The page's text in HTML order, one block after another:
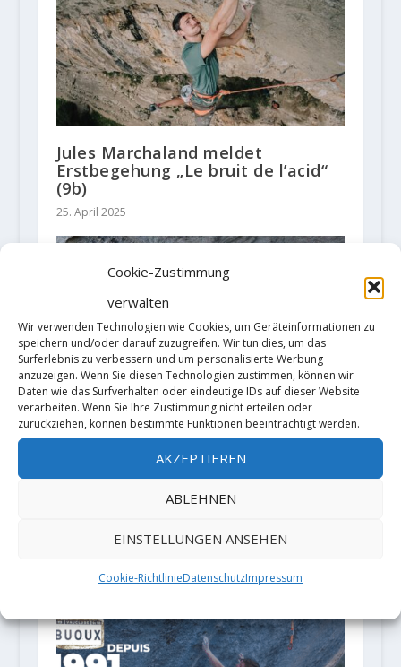
Cookie-Zustimmung
verwalten
Wir verwenden Technologien wie Cookies, um Geräteinformationen zu
speichern und/oder darauf zuzugreifen. Wir tun dies, um das
Surferlebnis zu verbessern und um personalisierte Werbung
anzuzeigen. Wenn Sie diesen Technologien zustimmen, können wir
Daten wie das Surfverhalten oder eindeutige IDs auf dieser Website
verarbeiten. Wenn Sie Ihre Zustimmung nicht erteilen oder
zurückziehen, können bestimmte Funktionen beeinträchtigt werden.
AKZEPTIEREN
ABLEHNEN
EINSTELLUNGEN ANSEHEN
Cookie-RichtlinieDatenschutzImpressum
Jules Marchaland meldet
Erstbegehung „Le bruit de l’acid“
(9b)
25. April 2025
sends with 'Goofy' his first 8c
8. Januar 2019